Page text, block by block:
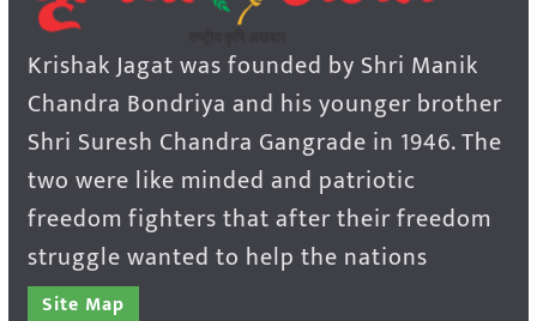
Krishak Jagat was founded by Shri Manik
Chandra Bondriya and his younger brother
Shri Suresh Chandra Gangrade in 1946. The
two were like minded and patriotic
freedom fighters that after their freedom
struggle wanted to help the nations
Site Map